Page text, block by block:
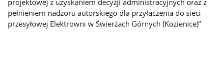
projektowej z uzyskaniem decyzji administracyjnych oraz z
pełnieniem nadzoru autorskiego dla przyłączenia do sieci
przesyłowej Elektrowni w Świerżach Górnych (Kozienice)”